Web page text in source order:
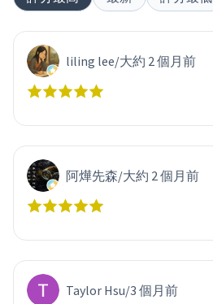
liling lee/大約 2 個月前
阿燁先森/大約 2 個月前
Taylor Hsu/3 個月前